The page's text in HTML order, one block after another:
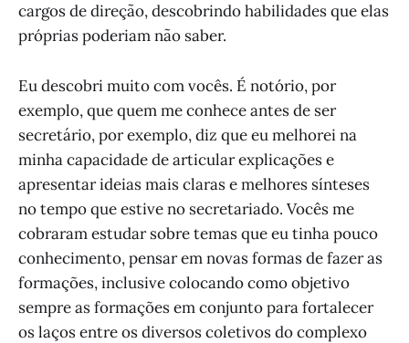
cargos de direção, descobrindo habilidades que elas
próprias poderiam não saber.
Eu descobri muito com vocês. É notório, por
exemplo, que quem me conhece antes de ser
secretário, por exemplo, diz que eu melhorei na
minha capacidade de articular explicações e
apresentar ideias mais claras e melhores sínteses
no tempo que estive no secretariado. Vocês me
cobraram estudar sobre temas que eu tinha pouco
conhecimento, pensar em novas formas de fazer as
formações, inclusive colocando como objetivo
sempre as formações em conjunto para fortalecer
os laços entre os diversos coletivos do complexo